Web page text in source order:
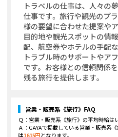
トラベルの仕事は、人々の
仕事です。旅行や観光のプ
様の要望に合わせた提案や
目的地や観光スポットの情
配、航空券やホテルの手配
トラブル時のサポートやア
です。お客様との信頼関係
残る旅行を提供します。
営業・販売系《旅行》 FAQ
Ｑ： 営業・販売系《旅行》 の平均時給は
Ａ：GAYAで掲載している営業・販売系《
は1615円となります。